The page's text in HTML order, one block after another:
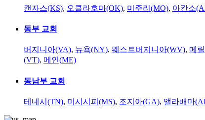
캔자스(KS), 오클라호마(OK), 미주리(MO), 아칸소
동부 교회
버지니아(VA), 뉴욕(NY), 웨스트버지니아(WV), 메
(VT), 메인(ME)
동남부 교회
테네시(TN), 미시시피(MS), 조지아(GA), 앨라배마